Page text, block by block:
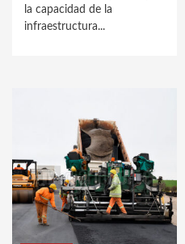
la capacidad de la
infraestructura...